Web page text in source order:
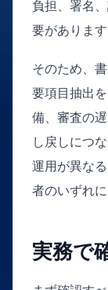
負担、署名
要があります
そのため、
要項目抽出
備、審査の
し戻しにつ
運用が異な
者のいずれ
実務で